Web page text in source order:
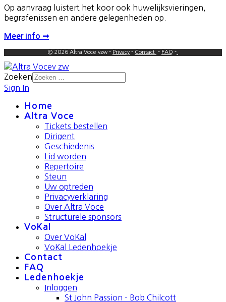
Op aanvraag luistert het koor ook huwelijksvieringen,
begrafenissen en andere gelegenheden op.
Meer info ➞
© 2026 Altra Voce vzw - Privacy - Contact - FAQ -
Zoeken
Sign In
Home
Altra Voce
Tickets bestellen
Dirigent
Geschiedenis
Lid worden
Repertoire
Steun
Uw optreden
Privacyverklaring
Over Altra Voce
Structurele sponsors
VoKal
Over VoKal
VoKal Ledenhoekje
Contact
FAQ
Ledenhoekje
Inloggen
St John Passion - Bob Chilcott